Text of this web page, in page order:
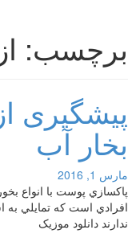
برچسب: از
پيشگيری
بخار آب
مارس 1, 2016
پاكسازي پوست با انواع
افرادي است كه تمايلي به
ندارند دانلود موزیک